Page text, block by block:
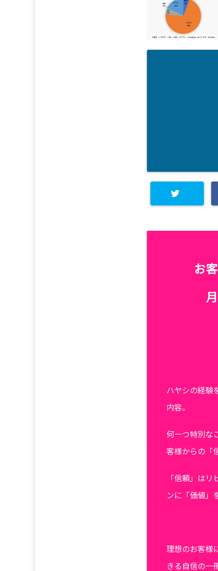
お
ハヤシの経験
内容。
何一つ特別な
客様からの「
「信頼」は
ンに「価値」
理想のお客様
きる自信の一